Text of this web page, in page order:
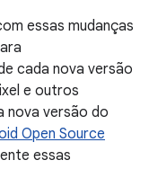
essas mudanças
cada nova versão
e outros
nova versão do
Open Source
essas